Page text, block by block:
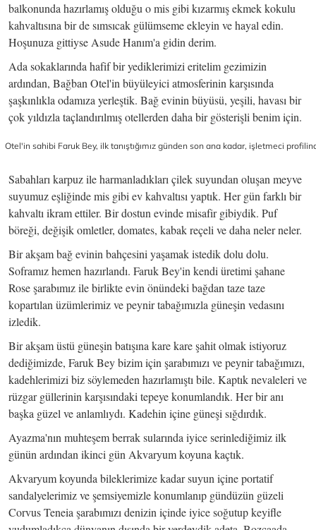
balkonunda hazırlamış olduğu o mis gibi kızarmış ekmek kokulu
kahvaltısına bir de sımsıcak gülümseme ekleyin ve hayal edin.
Hoşunuza gittiyse Asude Hanım'a gidin derim.
Ada sokaklarında hafif bir yediklerimizi eritelim gezimizin
ardından, Bağban Otel'in büyüleyici atmosferinin karşısında
şaşkınlıkla odamıza yerleştik. Bağ evinin büyüsü, yeşili, havası bir
çok yıldızla taçlandırılmış otellerden daha bir gösterişli benim için.
Otel'in sahibi Faruk Bey, ilk tanıştığımız günden son ana kadar, işletmeci
Sabahları karpuz ile harmanladıkları çilek suyundan oluşan meyve
suyumuz eşliğinde mis gibi ev kahvaltısı yaptık. Her gün farklı bir
kahvaltı ikram ettiler. Bir dostun evinde misafir gibiydik. Puf
böreği, değişik omletler, domates, kabak reçeli ve daha neler neler.
Bir akşam bağ evinin bahçesini yaşamak istedik dolu dolu.
Soframız hemen hazırlandı. Faruk Bey'in kendi üretimi şahane
Rose şarabımız ile birlikte evin önündeki bağdan taze taze
kopartılan üzümlerimiz ve peynir tabağımızla güneşin vedasını
izledik.
Bir akşam üstü güneşin batışına kare kare şahit olmak istiyoruz
dediğimizde, Faruk Bey bizim için şarabımızı ve peynir tabağımızı,
kadehlerimizi biz söylemeden hazırlamıştı bile. Kaptık nevaleleri ve
rüzgar güllerinin karşısındaki tepeye konumlandık. Her bir anı
başka güzel ve anlamlıydı. Kadehin içine güneşi sığdırdık.
Ayazma'nın muhteşem berrak sularında iyice serinlediğimiz ilk
günün ardından ikinci gün Akvaryum koyuna kaçtık.
Akvaryum koyunda bileklerimize kadar suyun içine portatif
sandalyelerimiz ve şemsiyemizle konumlanıp gündüzün güzeli
Corvus Teneia şarabımızı denizin içinde iyice soğutup keyifle